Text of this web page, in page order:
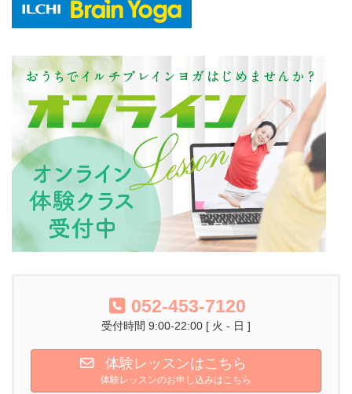
052-453-7120
受付時間 9:00-22:00 [ 火 - 日 ]
体験レッスンはこちら
体験レッスンのお申し込みはこちら